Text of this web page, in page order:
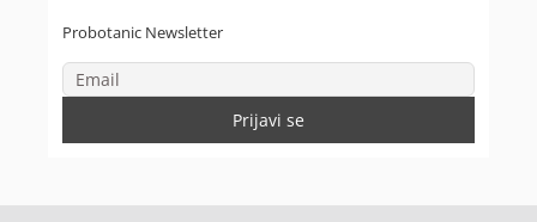
Probotanic Newsletter